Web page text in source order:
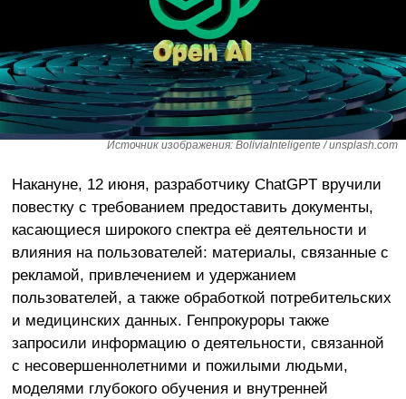
Источник изображения: BoliviaInteligente / unsplash.com
Накануне, 12 июня, разработчику ChatGPT вручили
повестку с требованием предоставить документы,
касающиеся широкого спектра её деятельности и
влияния на пользователей: материалы, связанные с
рекламой, привлечением и удержанием
пользователей, а также обработкой потребительских
и медицинских данных. Генпрокуроры также
запросили информацию о деятельности, связанной
с несовершеннолетними и пожилыми людьми,
моделями глубокого обучения и внутренней